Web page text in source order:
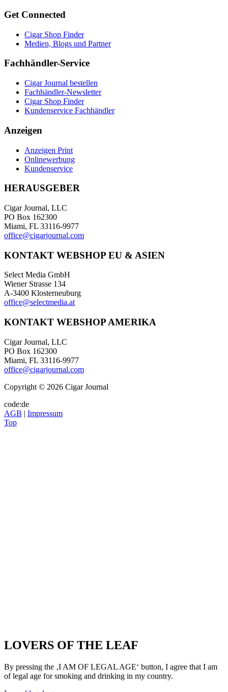
Get Connected
Cigar Shop Finder
Medien, Blogs und Partner
Fachhändler-Service
Cigar Journal bestellen
Fachhändler-Newsletter
Cigar Shop Finder
Kundenservice Fachhändler
Anzeigen
Anzeigen Print
Onlinewerbung
Kundenservice
HERAUSGEBER
Cigar Journal, LLC
PO Box 162300
Miami, FL 33116-9977
office@cigarjournal.com
KONTAKT WEBSHOP EU & ASIEN
Select Media GmbH
Wiener Strasse 134
A-3400 Klosterneuburg
office@selectmedia.at
KONTAKT WEBSHOP AMERIKA
Cigar Journal, LLC
PO Box 162300
Miami, FL 33116-9977
office@cigarjournal.com
Copyright © 2026 Cigar Journal
code:de
AGB | Impressum
Top
LOVERS OF THE LEAF
By pressing the ‚I AM OF LEGAL AGE‘ button, I agree that I am
of legal age for smoking and drinking in my country.